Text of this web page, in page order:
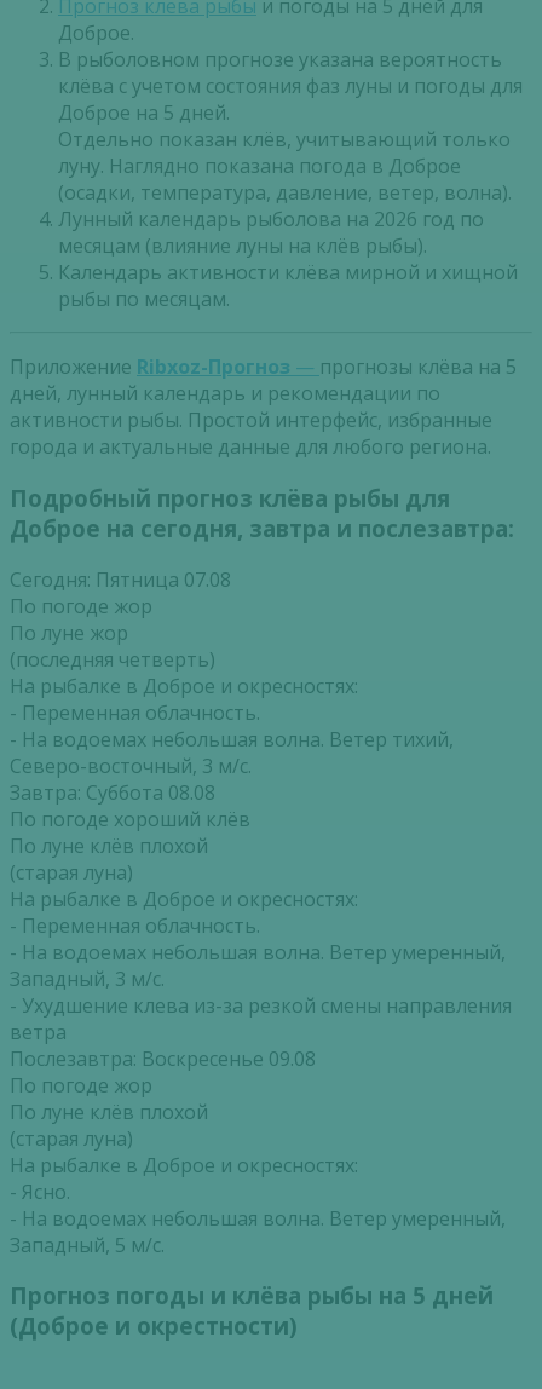
Прогноз клева рыбы и погоды на 5 дней для
Доброе.
В рыболовном прогнозе указана вероятность
клёва с учетом состояния фаз луны и погоды для
Доброе на 5 дней.
Отдельно показан клёв, учитывающий только
луну. Наглядно показана погода в Доброе
(осадки, температура, давление, ветер, волна).
Лунный календарь рыболова на 2026 год по
месяцам (влияние луны на клёв рыбы).
Календарь активности клёва мирной и хищной
рыбы по месяцам.
Приложение Ribxoz-Прогноз — прогнозы клёва на 5
дней, лунный календарь и рекомендации по
активности рыбы. Простой интерфейс, избранные
города и актуальные данные для любого региона.
Подробный прогноз клёва рыбы для
Доброе на сегодня, завтра и послезавтра:
Сегодня: Пятница 07.08
По погоде жор
По луне жор
(последняя четверть)
На рыбалке в Доброе и окресностях:
- Переменная облачность.
- На водоемах небольшая волна. Ветер тихий,
Северо-восточный, 3 м/с.
Завтра: Суббота 08.08
По погоде хороший клёв
По луне клёв плохой
(старая луна)
На рыбалке в Доброе и окресностях:
- Переменная облачность.
- На водоемах небольшая волна. Ветер умеренный,
Западный, 3 м/с.
- Ухудшение клева из-за резкой смены направления
ветра
Послезавтра: Воскресенье 09.08
По погоде жор
По луне клёв плохой
(старая луна)
На рыбалке в Доброе и окресностях:
- Ясно.
- На водоемах небольшая волна. Ветер умеренный,
Западный, 5 м/с.
Прогноз погоды и клёва рыбы на 5 дней
(Доброе и окрестности)